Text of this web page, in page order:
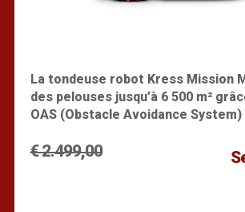
La tondeuse robot Kress Mission
des pelouses jusqu’à 6 500 m²
OAS (Obstacle Avoidance System)
€ 2.499,00